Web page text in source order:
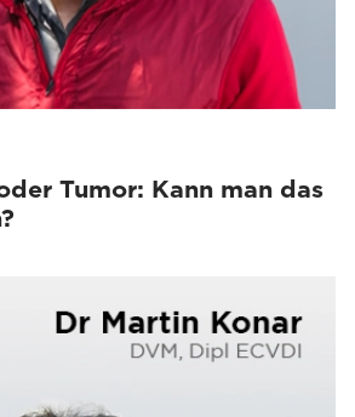
Tumor: Kann man das